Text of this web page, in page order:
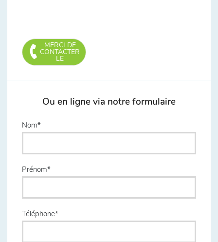
MERCI DE
CONTACTER
LE
Ou en ligne via notre formulaire
Nom
Prénom
Téléphone